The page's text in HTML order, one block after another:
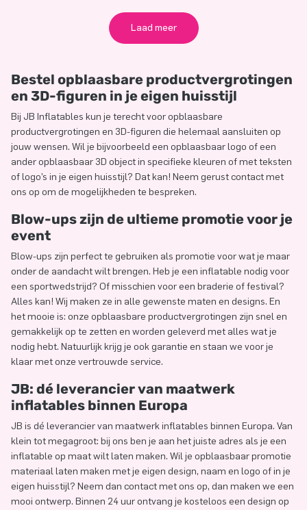
Laad meer
Bestel opblaasbare productvergrotingen
en 3D-figuren in je eigen huisstijl
Bij JB Inflatables kun je terecht voor opblaasbare
productvergrotingen en 3D-figuren die helemaal aansluiten op
jouw wensen. Wil je bijvoorbeeld een opblaasbaar logo of een
ander opblaasbaar 3D object in specifieke kleuren of met teksten
of logo’s in je eigen huisstijl? Dat kan! Neem gerust contact met
ons op om de mogelijkheden te bespreken.
Blow-ups zijn de ultieme promotie voor je
event
Blow-ups zijn perfect te gebruiken als promotie voor wat je maar
onder de aandacht wilt brengen. Heb je een inflatable nodig voor
een sportwedstrijd? Of misschien voor een braderie of festival?
Alles kan! Wij maken ze in alle gewenste maten en designs. En
het mooie is: onze opblaasbare productvergrotingen zijn snel en
gemakkelijk op te zetten en worden geleverd met alles wat je
nodig hebt. Natuurlijk krijg je ook garantie en staan we voor je
klaar met onze vertrouwde service.
JB: dé leverancier van maatwerk
inflatables binnen Europa
JB is dé leverancier van maatwerk inflatables binnen Europa. Van
klein tot megagroot: bij ons ben je aan het juiste adres als je een
inflatable op maat wilt laten maken. Wil je opblaasbaar promotie
materiaal laten maken met je eigen design, naam en logo of in je
eigen huisstijl? Neem dan contact met ons op, dan maken we een
mooi ontwerp. Binnen 24 uur ontvang je kosteloos een design op